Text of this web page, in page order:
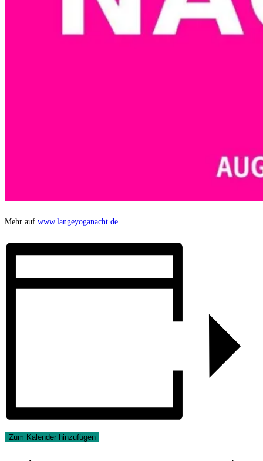
Mehr auf www.langeyoganacht.de
Zum Kalender hinzufügen